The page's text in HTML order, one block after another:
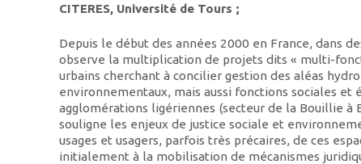
CITERES, Université de Tours ;
Depuis le début des années 2000 en France, dans
observe la multiplication de projets dits « multi-
urbains cherchant à concilier gestion des aléas
environnementaux, mais aussi fonctions sociales et
agglomérations ligériennes (secteur de la Bouillie à
souligne les enjeux de justice sociale et
usages et usagers, parfois très précaires, de ces
initialement à la mobilisation de mécanismes